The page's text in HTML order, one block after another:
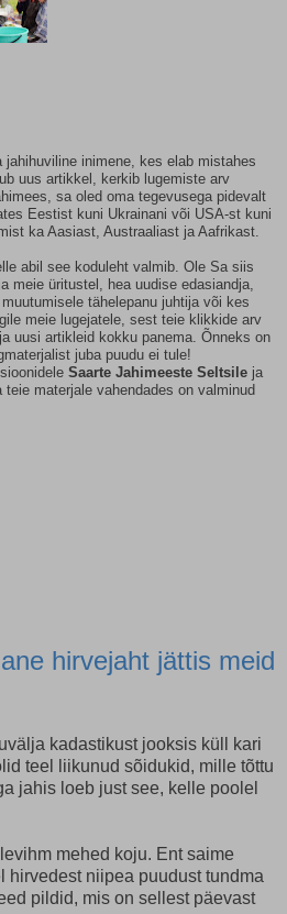
jahihuviline inimene, kes elab mistahes
uus artikkel, kerkib lugemiste arv
sa oled oma tegevusega pidevalt
Eestist kuni Ukrainani või USA-st kuni
ka Aasiast, Austraaliast ja Aafrikast.
abil see koduleht valmib. Ole Sa siis
meie üritustel, hea uudise edasiandja,
tähelepanu juhtija või kes
meie lugejatele, sest teie klikkide arv
uusi artikleid kokku panema. Õnneks on
juba puudu ei tule!
Saarte Jahimeeste Seltsile ja
teie materjale vahendades on valminud
hirvejaht jättis meid
kadastikust jooksis küll kari
teel liikunud sõidukid, mille tõttu
jahis loeb just see, kelle poolel
mehed koju. Ent saime
hirvedest niipea puudust tundma
pildid, mis on sellest päevast